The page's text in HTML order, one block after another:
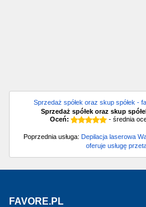
Sprzedaż spółek oraz skup spółek -
Sprzedaż spółek oraz skup
Oceń:
- średnia
Poprzednia usługa: Depilacja laserowa
oferuje usługę
FAVORE.PL